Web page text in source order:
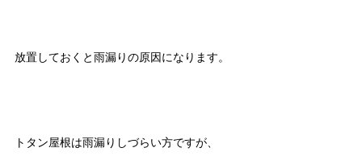
放置しておくと雨漏りの原因になります。
トタン屋根は雨漏りしづらい方ですが、